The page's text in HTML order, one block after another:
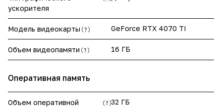
ускорителя
Модель видеокарты ? GeForce RTX 4070 TI
Объем видеопамяти ? 16 ГБ
Оперативная память
Объем оперативной
? 32 ГБ